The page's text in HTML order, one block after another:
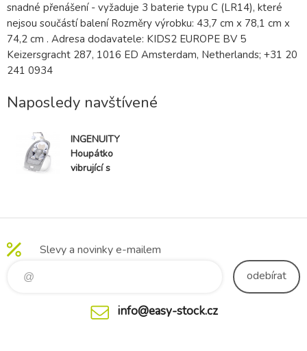
snadné přenášení - vyžaduje 3 baterie typu C (LR14), které
nejsou součástí balení Rozměry výrobku: 43,7 cm x 78,1 cm x
74,2 cm . Adresa dodavatele: KIDS2 EUROPE BV 5
Keizersgracht 287, 1016 ED Amsterdam, Netherlands; +31 20
241 0934
Naposledy navštívené
INGENUITY
Houpátko
vibrující s
Slevy a novinky e-mailem
odebírat
info@easy-stock.cz